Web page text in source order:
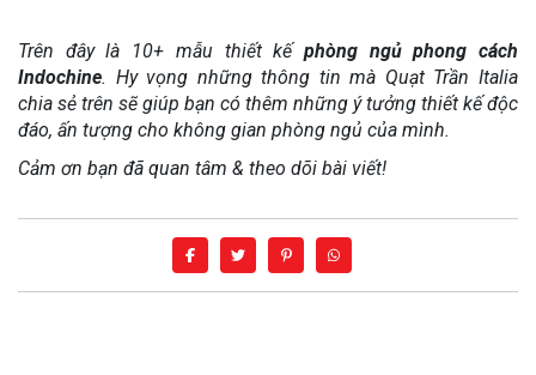
Trên đây là 10+ mẫu thiết kế phòng ngủ phong cách
Indochine. Hy vọng những thông tin mà Quạt Trần Italia
chia sẻ trên sẽ giúp bạn có thêm những ý tưởng thiết kế độc
đáo, ấn tượng cho không gian phòng ngủ của mình.
Cảm ơn bạn đã quan tâm & theo dõi bài viết!